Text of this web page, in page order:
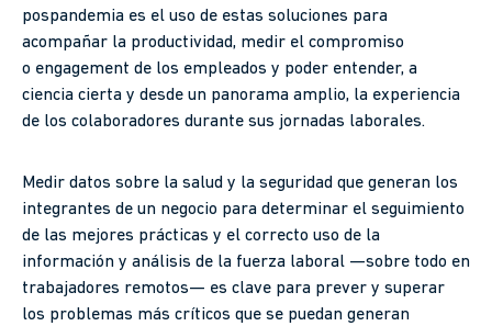
pospandemia es el uso de estas soluciones para
acompañar la productividad, medir el compromiso
o engagement de los empleados y poder entender, a
ciencia cierta y desde un panorama amplio, la experiencia
de los colaboradores durante sus jornadas laborales.
Medir datos sobre la salud y la seguridad que generan los
integrantes de un negocio para determinar el seguimiento
de las mejores prácticas y el correcto uso de la
información y análisis de la fuerza laboral —sobre todo en
trabajadores remotos— es clave para prever y superar
los problemas más críticos que se puedan generan